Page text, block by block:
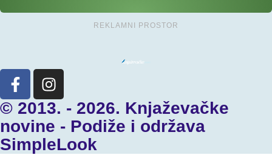
REKLAMNI PROSTOR
© 2013. - 2026. Knjaževačke
novine - Podiže i održava
SimpleLook